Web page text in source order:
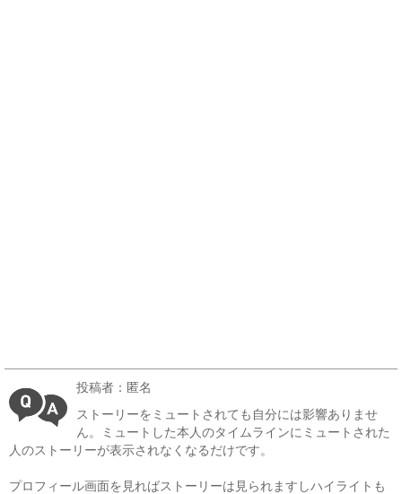
投稿者：匿名
ストーリーをミュートされても自分には影響ありませ
ん。ミュートした本人のタイムラインにミュートされた
人のストーリーが表示されなくなるだけです。
プロフィール画面を見ればストーリーは見られますしハイライトも